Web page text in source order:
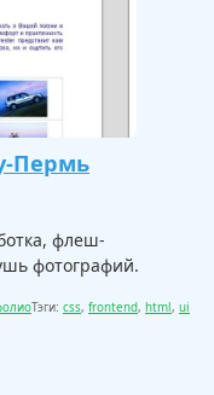
Пермь
флеш-
фотографий.
Тэги: css, frontend, html , ui